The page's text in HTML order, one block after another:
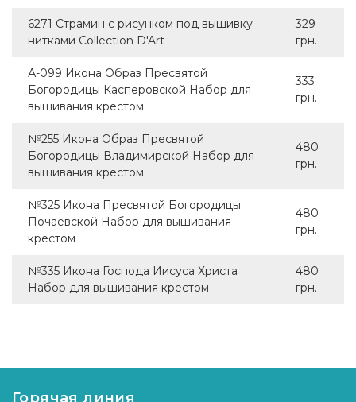
6271 Страмин с рисунком под вышивку
нитками Collection D'Art
329
грн.
А-099 Икона Образ Пресвятой
Богородицы Касперовской Набор для
вышивания крестом
333
грн.
№255 Икона Образ Пресвятой
Богородицы Владимирской Набор для
вышивания крестом
480
грн.
№325 Икона Пресвятой Богородицы
Почаевской Набор для вышивания
крестом
480
грн.
№335 Икона Господа Иисуса Христа
Набор для вышивания крестом
480
грн.
Горячая линия